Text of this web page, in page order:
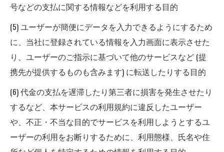
号などの支払に関する情報などを利用する目的
(5) ユーザーが簡便にデータを入力できるようにするため
に、当社に登録されている情報を入力画面に表示させた
り、ユーザーのご指示に基づいて他のサービスなど (提
携先が提供するものも含みます) に転送したりする目的
(6) 代金の支払を遅滞したり第三者に損害を発生させたり
するなど、本サービスの利用規約に違反したユーザー
や、不正・不当な目的でサービスを利用しようとするユ
ーザーの利用をお断りするために、利用態様、氏名や住